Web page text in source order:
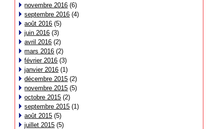
novembre 2016 (6)
septembre 2016 (4)
août 2016 (5)
juin 2016 (3)
avril 2016 (2)
mars 2016 (2)
février 2016 (3)
janvier 2016 (1)
décembre 2015 (2)
novembre 2015 (5)
octobre 2015 (2)
septembre 2015 (1)
août 2015 (5)
juillet 2015 (5)